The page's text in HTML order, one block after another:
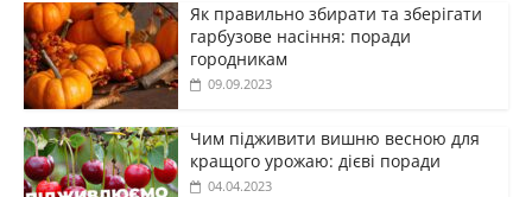
Як правильно збирати та зберігати
гарбузове насіння: поради
городникам
09.09.2023
Чим підживити вишню весною для
кращого урожаю: дієві поради
04.04.2023